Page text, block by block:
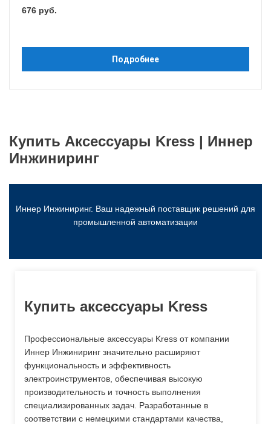
676 руб.
Подробнее
Купить Аксессуары Kress | Иннер
Инжиниринг
Иннер Инжиниринг. Ваш надежный поставщик решений для
промышленной автоматизации
Купить аксессуары Kress
Профессиональные аксессуары Kress от компании
Иннер Инжиниринг значительно расширяют
функциональность и эффективность
электроинструментов, обеспечивая высокую
производительность и точность выполнения
специализированных задач. Разработанные в
соответствии с немецкими стандартами качества,